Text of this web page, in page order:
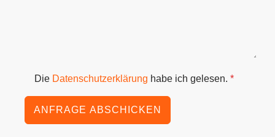
Die Datenschutzerklärung habe ich gelesen. *
ANFRAGE ABSCHICKEN